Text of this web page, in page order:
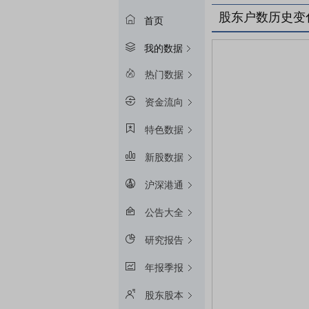
首页
我的数据
热门数据
资金流向
特色数据
新股数据
沪深港通
公告大全
研究报告
年报季报
股东股本
股东户数历史